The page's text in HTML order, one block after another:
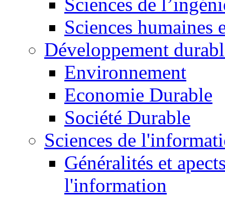
Sciences de
Sciences humaines
Développement
Environnement
Economie Durable
Société Durable
Sciences de
Généralités et
l'information